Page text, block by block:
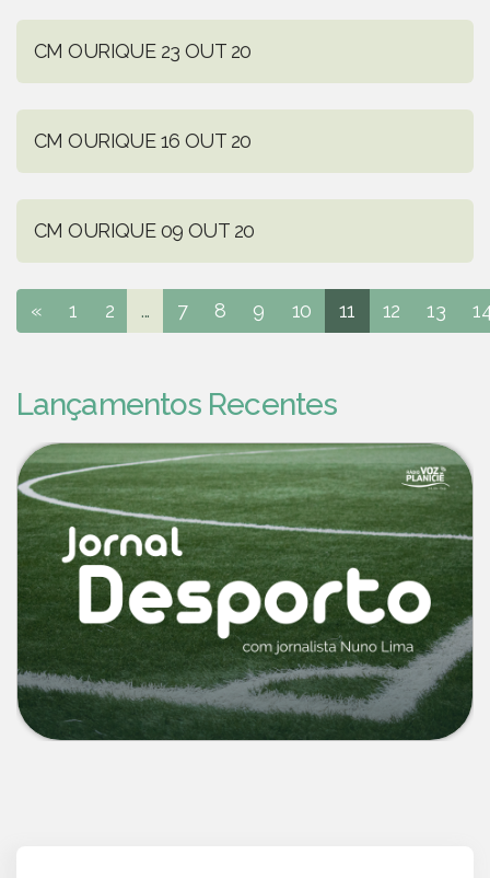
CM OURIQUE 23 OUT 20
CM OURIQUE 16 OUT 20
CM OURIQUE 09 OUT 20
« 1 2 ... 7 8 9 10 11 12 13
Lançamentos Recentes